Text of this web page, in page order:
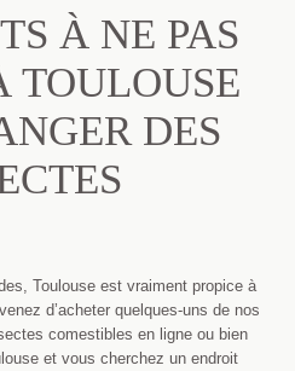
À NE PAS
TOULOUSE
DES
Toulouse est vraiment propice à
d’acheter quelques-uns de nos
comestibles en ligne ou bien
et vous cherchez un endroit